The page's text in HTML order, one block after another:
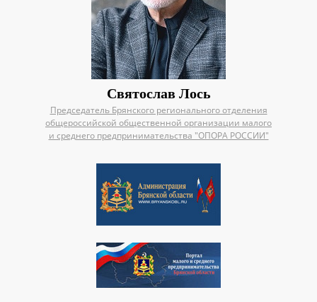
Святослав Лось
Председатель Брянского регионального отделения
общероссийской общественной организации малого
и среднего предпринимательства "ОПОРА РОССИИ"